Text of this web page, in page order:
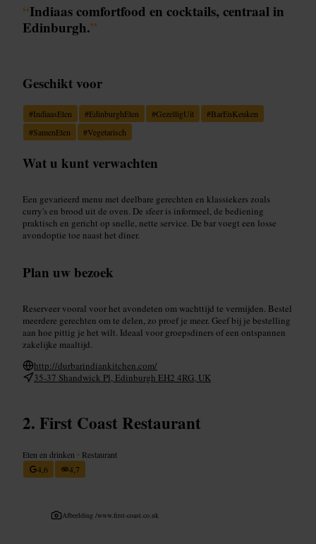
“Indiaas comfortfood en cocktails, centraal in
Edinburgh.”
Geschikt voor
#IndiaasEten #EdinburghEten #GezelligUit #BarEnKeuken
#SamenEten #Vegetarisch
Wat u kunt verwachten
Een gevarieerd menu met deelbare gerechten en klassiekers zoals
curry's en brood uit de oven. De sfeer is informeel, de bediening
praktisch en gericht op snelle, nette service. De bar voegt een losse
avondoptie toe naast het diner.
Plan uw bezoek
Reserveer vooral voor het avondeten om wachttijd te vermijden. Bestel
meerdere gerechten om te delen, zo proef je meer. Geef bij je bestelling
aan hoe pittig je het wilt. Ideaal voor groepsdiners of een ontspannen
zakelijke maaltijd.
http://durbarindiankitchen.com/
35-37 Shandwick Pl, Edinburgh EH2 4RG, UK
First Coast Restaurant
Eten en drinken • Restaurant
4,6
4,7
Afbeelding /www.first-coast.co.uk